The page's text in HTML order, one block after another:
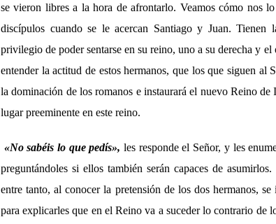
se vieron libres a la hora de afrontarlo. Veamos cómo nos
discípulos cuando se le acercan Santiago y Juan. Tienen
privilegio de poder sentarse en su reino, uno a su derecha y
entender la actitud de estos hermanos, que los que siguen al
la dominación de los romanos e instaurará el nuevo Reino
lugar preeminente en este reino.
«No sabéis lo que pedís», les responde el Señor, y les
preguntándoles si ellos también serán capaces de
entre tanto, al conocer la pretensión de los dos hermanos,
para explicarles que en el Reino va a suceder lo contrario de